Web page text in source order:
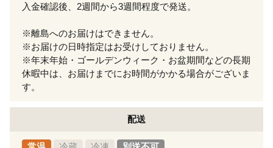
入金確認後、2週間から3週間程度で発送。
※離島へのお届けはできません。
※お届けの日時指定はお受けしておりません。
※年末年始・ゴールデンウィーク・お盆期間などの長期
休暇中は、お届けまでにお時間がかかる場合がございま
す。
配送